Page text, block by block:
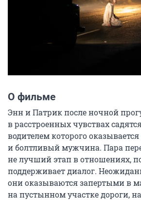
О фильме
Энн и Патрик после ночной
в расстроенных чувствах
водителем которого
и болтливый мужчина. Пара
не лучший этап в отношениях,
поддерживает диалог.
они оказываются запертыми в
на пустынном участке дороги,